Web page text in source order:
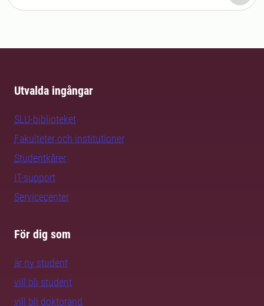
Utvalda ingångar
SLU-biblioteket
Fakulteter och institutioner
Studentkårer
IT-support
Servicecenter
För dig som
är ny student
vill bli student
vill bli doktorand